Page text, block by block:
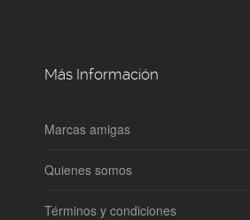
Más Información
Marcas amigas
Quienes somos
Términos y condiciones